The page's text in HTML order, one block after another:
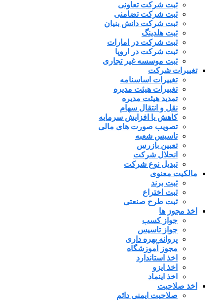
ثبت شرکت تعاونی
ثبت شرکت تضامنی
ثبت شرکت دانش بنیان
ثبت هلدینگ
ثبت شرکت در امارات
ثبت شرکت در اروپا
ثبت موسسه غیر تجاری
تغییرات شرکت
تغییرات اساسنامه
تغییرات هیئت مدیره
تمدید هیئت مدیره
نقل و انتقال سهام
کاهش یا افزایش سرمایه
تصویب صورت های مالی
تاسیس شعبه
تعیین بازرس
انحلال شرکت
تبدیل نوع شرکت
مالکیت معنوی
ثبت برند
ثبت اختراع
ثبت طرح صنعتی
اخذ مجوز ها
جواز کسب
جواز تاسیس
پروانه بهره داری
مجوز آموزشگاه
اخذ استاندارد
اخذ ایزو
اخذ اینماد
اخذ صلاحیت
صلاحیت ایمنی دائم